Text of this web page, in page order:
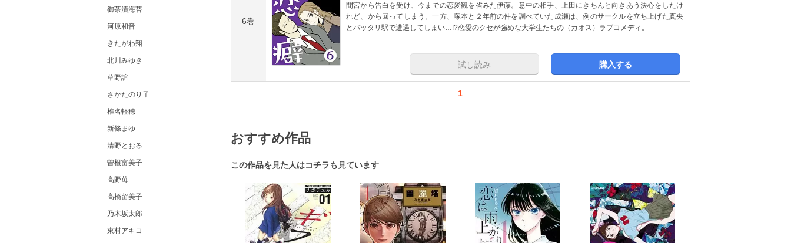
御茶漬海苔
河原和音
きたがわ翔
北川みゆき
草野誼
さかたのり子
椎名軽穂
新條まゆ
清野とおる
曽根富美子
高野苺
高橋留美子
乃木坂太郎
東村アキコ
6巻
間宮から告白を受け、今までの恋愛観を省みた伊藤。意中の相手、上田にきちんと向きあう決心をしたけ
れど、から回ってしまう。一方、塚本と２年前の件を調べていた成瀬は、例のサークルを立ち上げた真央
とバッタリ駅で遭遇してしまい…!?恋愛のクセが強めな大学生たちの（カオス）ラブコメディ。
試し読み 購入する
1
おすすめ作品
この作品を見た人はコチラも見ています